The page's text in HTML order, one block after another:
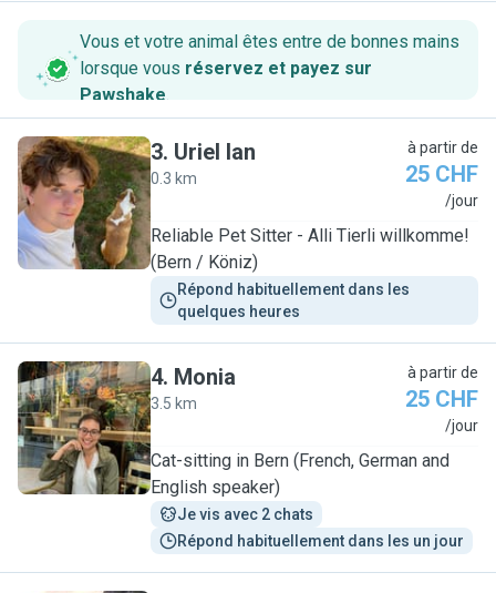
Vous et votre animal êtes entre de bonnes mains
lorsque vous réservez et payez sur
Pawshake.
U
3. Uriel Ian
0.3 km
à partir de
25 CHF
/jour
Reliable Pet Sitter - Alli Tierli willkomme!
(Bern / Köniz)
Répond habituellement dans les
quelques heures
M
4. Monia
3.5 km
à partir de
25 CHF
/jour
Cat-sitting in Bern (French, German and
English speaker)
Je vis avec 2 chats
Répond habituellement dans les un jour